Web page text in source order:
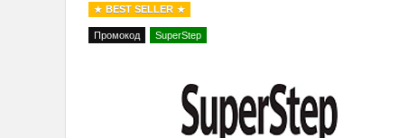
BEST SELLER
Промокод SuperStep